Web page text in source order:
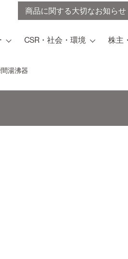
商品に関する大切なお知らせ
CSR・社会・環境 株主
湯沸器